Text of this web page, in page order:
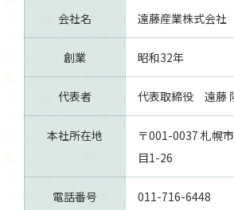
会社名 遠藤産業株式会社
創業 昭和32年
代表者 代表取締役 遠藤
本社所在地
〒001-0037 札幌
目1-26
電話番号 011-716-6448